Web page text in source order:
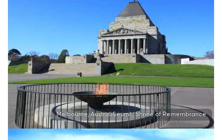
Melbourne, Australi&euml;, Shrine of Remembrance